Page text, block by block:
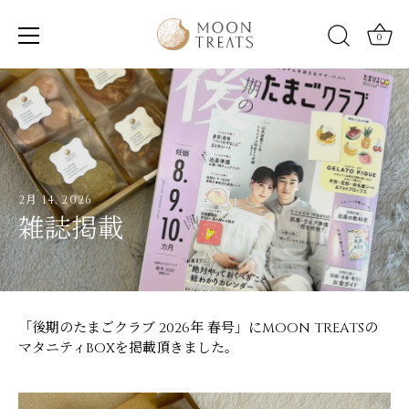
Skip
to
content
0
2月 14, 2026
雑誌掲載
「後期のたまごクラブ 2026年 春号」にMOON TREATSの
マタニティBOXを掲載頂きました。